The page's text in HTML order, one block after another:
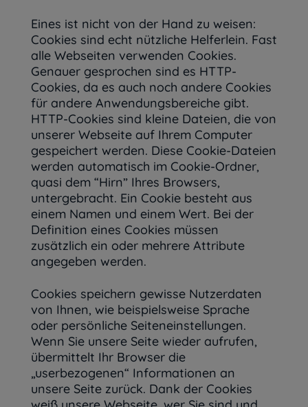
Eines ist nicht von der Hand zu weisen:
Cookies sind echt nützliche Helferlein. Fast
alle Webseiten verwenden Cookies.
Genauer gesprochen sind es HTTP-
Cookies, da es auch noch andere Cookies
für andere Anwendungsbereiche gibt.
HTTP-Cookies sind kleine Dateien, die von
unserer Webseite auf Ihrem Computer
gespeichert werden. Diese Cookie-Dateien
werden automatisch im Cookie-Ordner,
quasi dem “Hirn” Ihres Browsers,
untergebracht. Ein Cookie besteht aus
einem Namen und einem Wert. Bei der
Definition eines Cookies müssen
zusätzlich ein oder mehrere Attribute
angegeben werden.
Cookies speichern gewisse Nutzerdaten
von Ihnen, wie beispielsweise Sprache
oder persönliche Seiteneinstellungen.
Wenn Sie unsere Seite wieder aufrufen,
übermittelt Ihr Browser die
„userbezogenen“ Informationen an
unsere Seite zurück. Dank der Cookies